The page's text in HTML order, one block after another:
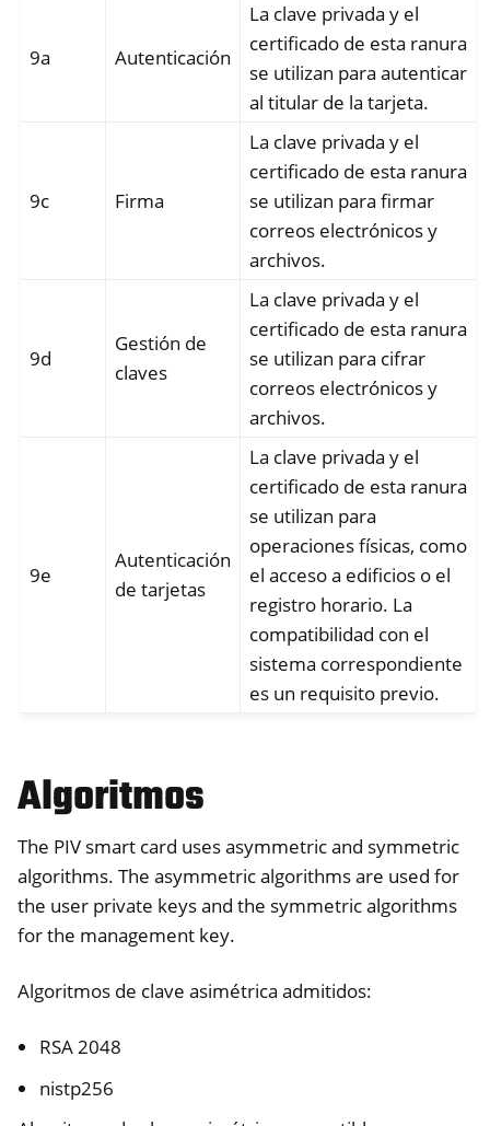
navigation of Nitrokey FIDO2
navigation of Nitrokey Start
navigation of NextBox
navigation of NetHSM
navigation of NitroWall NW750
9a Autenticación
La clave privada y el
certificado de esta ranura
se utilizan para autenticar
al titular de la tarjeta.
9c Firma
La clave privada y el
certificado de esta ranura
se utilizan para firmar
correos electrónicos y
archivos.
9d
Gestión de
claves
La clave privada y el
certificado de esta ranura
se utilizan para cifrar
correos electrónicos y
archivos.
9e
Autenticación
de tarjetas
La clave privada y el
certificado de esta ranura
se utilizan para
operaciones físicas, como
el acceso a edificios o el
registro horario. La
compatibilidad con el
sistema correspondiente
es un requisito previo.
Algoritmos
The PIV smart card uses asymmetric and symmetric
algorithms. The asymmetric algorithms are used for
the user private keys and the symmetric algorithms
for the management key.
Algoritmos de clave asimétrica admitidos:
RSA 2048
nistp256